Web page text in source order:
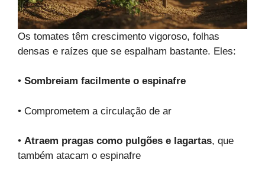
Os tomates têm crescimento vigoroso, folhas
densas e raízes que se espalham bastante. Eles:
• Sombreiam facilmente o espinafre
• Comprometem a circulação de ar
• Atraem pragas como pulgões e lagartas, que
também atacam o espinafre